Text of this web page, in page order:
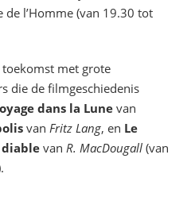
de l’Homme (van 19.30 tot
met grote
die de filmgeschiedenis
dans la Lunevan
van Fritz Lang, en Le
van R. MacDougall (van